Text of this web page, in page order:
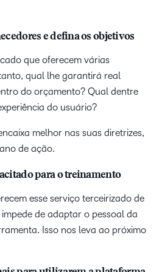
e defina os objetivos
que oferecem várias
qual lhe garantirá real
do orçamento? Qual dentre
do usuário?
melhor nas suas diretrizes,
de ação.
para o treinamento
esse serviço terceirizado de
de adaptar o pessoal da
Isso nos leva ao próximo